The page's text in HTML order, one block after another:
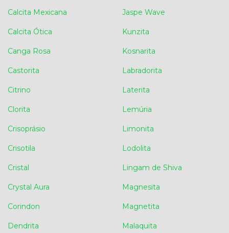
Calcita Mexicana
Calcita Ótica
Canga Rosa
Castorita
Citrino
Clorita
Crisoprásio
Crisotila
Cristal
Crystal Aura
Corindon
Dendrita
Jaspe Wave
Kunzita
Kosnarita
Labradorita
Laterita
Lemúria
Limonita
Lodolita
Lingam de Shiva
Magnesita
Magnetita
Malaquita